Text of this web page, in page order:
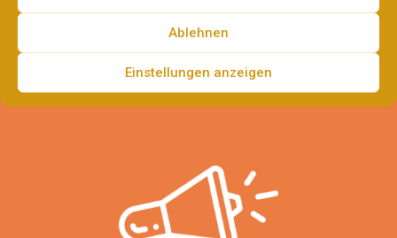
Ablehnen
Einstellungen anzeigen